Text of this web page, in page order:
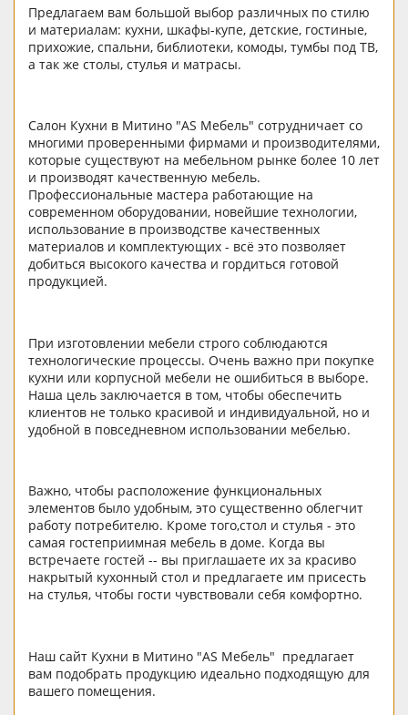
Предлагаем вам большой выбор различных по стилю
и материалам: кухни, шкафы-купе, детские, гостиные,
прихожие, спальни, библиотеки, комоды, тумбы под ТВ,
а так же столы, стулья и матрасы.
Салон Кухни в Митино "AS Мебель" сотрудничает со
многими проверенными фирмами и производителями,
которые существуют на мебельном рынке более 10 лет
и производят качественную мебель.
Профессиональные мастера работающие на
современном оборудовании, новейшие технологии,
использование в производстве качественных
материалов и комплектующих - всё это позволяет
добиться высокого качества и гордиться готовой
продукцией.
При изготовлении мебели строго соблюдаются
технологические процессы. Очень важно при покупке
кухни или корпусной мебели не ошибиться в выборе.
Наша цель заключается в том, чтобы обеспечить
клиентов не только красивой и индивидуальной, но и
удобной в повседневном использовании мебелью.
Важно, чтобы расположение функциональных
элементов было удобным, это существенно облегчит
работу потребителю. Кроме того,стол и стулья - это
самая гостеприимная мебель в доме. Когда вы
встречаете гостей -- вы приглашаете их за красиво
накрытый кухонный стол и предлагаете им присесть
на стулья, чтобы гости чувствовали себя комфортно.
Наш сайт Кухни в Митино "AS Мебель" предлагает
вам подобрать продукцию идеально подходящую для
вашего помещения.